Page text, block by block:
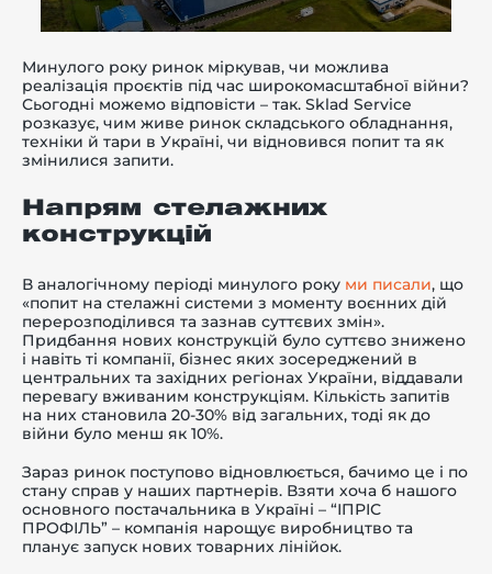
Минулого року ринок міркував, чи можлива
реалізація проєктів під час широкомасштабної війни?
Сьогодні можемо відповісти – так. Sklad Service
розказує, чим живе ринок складського обладнання,
техніки й тари в Україні, чи відновився попит та як
змінилися запити.
Напрям стелажних
конструкцій
В аналогічному періоді минулого року ми писали, що
«попит на стелажні системи з моменту воєнних дій
перерозподілився та зазнав суттєвих змін».
Придбання нових конструкцій було суттєво знижено
і навіть ті компанії, бізнес яких зосереджений в
центральних та західних регіонах України, віддавали
перевагу вживаним конструкціям. Кількість запитів
на них становила 20-30% від загальних, тоді як до
війни було менш як 10%.
Зараз ринок поступово відновлюється, бачимо це і по
стану справ у наших партнерів. Взяти хоча б нашого
основного постачальника в Україні – “ІПРІС
ПРОФІЛЬ” – компанія нарощує виробництво та
планує запуск нових товарних лінійок.